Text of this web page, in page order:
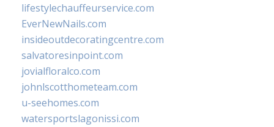
lifestylechauffeurservice.com
EverNewNails.com
insideoutdecoratingcentre.com
salvatoresinpoint.com
jovialfloralco.com
johnlscotthometeam.com
u-seehomes.com
watersportslagonissi.com